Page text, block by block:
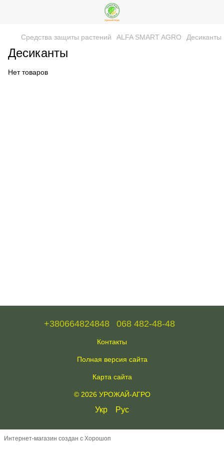
Средства защиты растений ALFA SMART AGRO Десиканты
Десиканты
Нет товаров
+380664824848 068 482-48-48
Контакты
Полная версия сайта
Карта сайта
© 2026 УРОЖАЙ-АГРО
Укр Рус
Интернет-магазин создан с Хорошоп